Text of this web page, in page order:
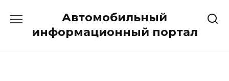
содержанию
Автомобильный
информационный портал